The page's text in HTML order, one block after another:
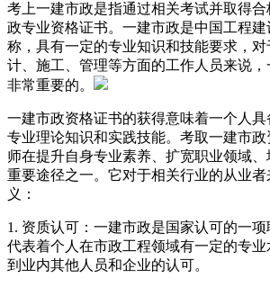
考上一建市政是指通过相关考试并取得
政专业资格证书。一建市政是中国工程
称，具有一定的专业知识和技能要求，
计、施工、管理等方面的工作人员来说
非常重要的。
一建市政资格证书的获得意味着一个人
专业理论知识和实践技能。考取一建市
师在提升自身专业素养、扩宽职业领域
重要途径之一。它对于相关行业的从业
义：
1. 资质认可：一建市政是国家认可的一
代表着个人在市政工程领域有一定的专
到业内其他人员和企业的认可。